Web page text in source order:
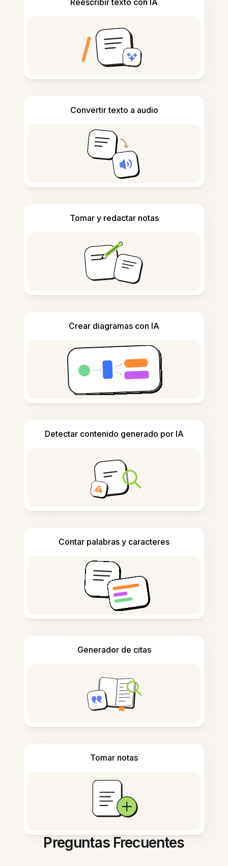
Reescribir texto con IA
Convertir texto a audio
Tomar y redactar notas
Crear diagramas con IA
Detectar contenido generado por IA
Contar palabras y caracteres
Generador de citas
Tomar notas
Preguntas Frecuentes